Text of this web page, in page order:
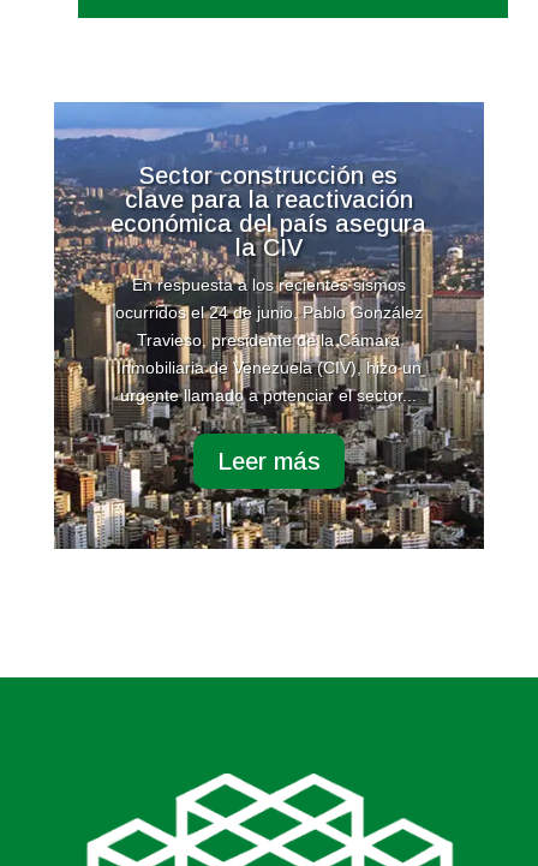
Sector construcción es
clave para la reactivación
económica del país asegura
la CIV
En respuesta a los recientes sismos
ocurridos el 24 de junio, Pablo González
Travieso, presidente de la Cámara
Inmobiliaria de Venezuela (CIV), hizo un
urgente llamado a potenciar el sector...
Leer más